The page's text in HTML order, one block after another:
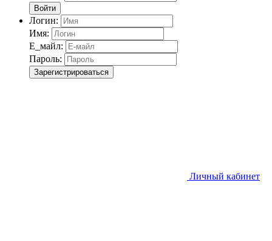
Войти
Логин:
Имя:
Е_майл:
Пароль:
Зарегистрироваться
Личный кабинет